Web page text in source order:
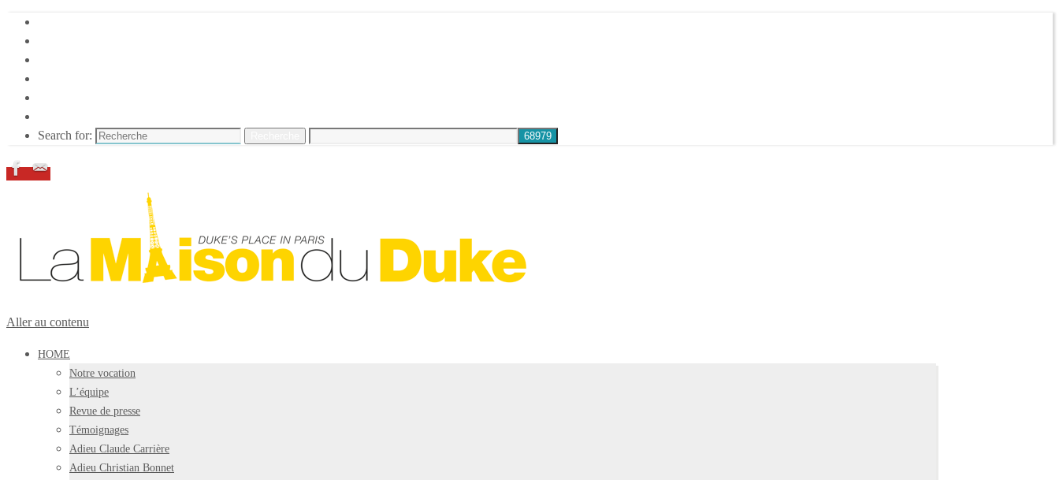
Search for:
Aller au contenu
HOME
Notre vocation
L’équipe
Revue de presse
Témoignages
Adieu Claude Carrière
Adieu Christian Bonnet